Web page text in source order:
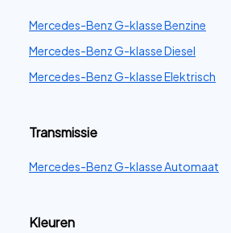
Mercedes-Benz G-klasse Benzine
Mercedes-Benz G-klasse Diesel
Mercedes-Benz G-klasse Elektrisch
Transmissie
Mercedes-Benz G-klasse Automaat
Kleuren